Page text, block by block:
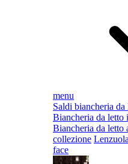
menu
Saldi biancheria da
Biancheria da letto
Biancheria da letto
collezione
face